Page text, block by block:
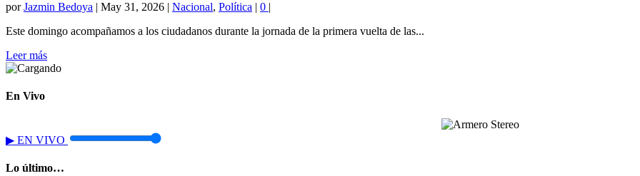
porJazmin Bedoya | May 31, 2026 | Nacional, Política | 0 |
Este domingo acompañamos a los ciudadanos durante la jornada de la primera vuelta de las...
Leer más
En Vivo
▶ EN VIVO
Lo último…